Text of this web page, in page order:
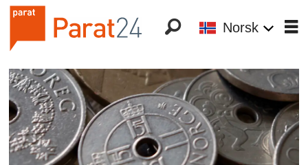
Norsk
Tag:
reiseavtaler